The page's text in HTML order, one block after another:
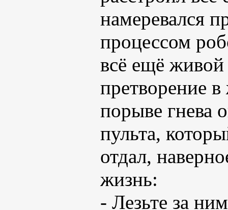
намеревался
процессом
всё ещё
претворение
порыве гнева
пульта,
отдал,
жизнь:
- Лезьте за